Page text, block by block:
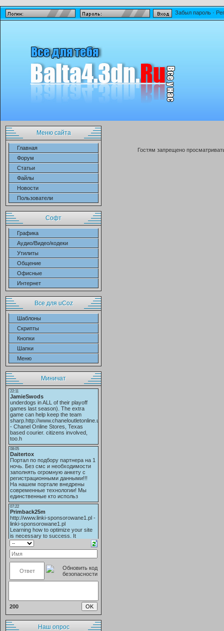
Забыл пароль ·
Меню сайта
Главная
Форум
Статьи
Файлы
Новости
Пользователи
Софт
Графика
Аудио/Видео/кодеки
Утилиты
Общение
Офисные
Интернет
Все для uCoz
Шаблоны
Скрипты
Кнопки
Шапки
Меню
Миничат
200
Наш опрос
Гостям запрещено